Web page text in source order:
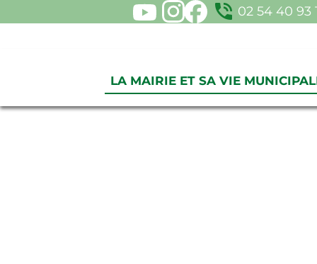
LA MAIRIE ET SA VIE
02 54 40 93
phone_in_talk